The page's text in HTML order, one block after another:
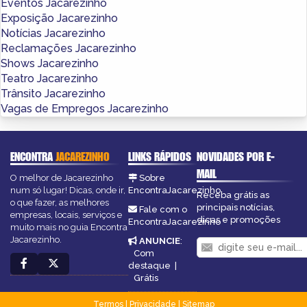
Eventos Jacarezinho
Exposição Jacarezinho
Notícias Jacarezinho
Reclamações Jacarezinho
Shows Jacarezinho
Teatro Jacarezinho
Trânsito Jacarezinho
Vagas de Empregos Jacarezinho
ENCONTRAJACAREZINHO
O melhor de Jacarezinho
num só lugar! Dicas, onde ir,
o que fazer, as melhores
empresas, locais, serviços e
muito mais no guia Encontra
Jacarezinho.
LINKS RÁPIDOS
Sobre
EncontraJacarezinho
Fale com o
EncontraJacarezinho
ANUNCIE:
Com
destaque
Grátis
NOVIDADES POR E-
MAIL
Receba grátis as
principais notícias,
dicas e promoções
Termos| Privacidade
Sitemap